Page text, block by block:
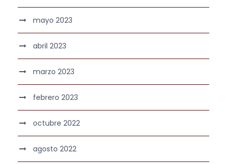
mayo 2023
abril 2023
marzo 2023
febrero 2023
octubre 2022
agosto 2022